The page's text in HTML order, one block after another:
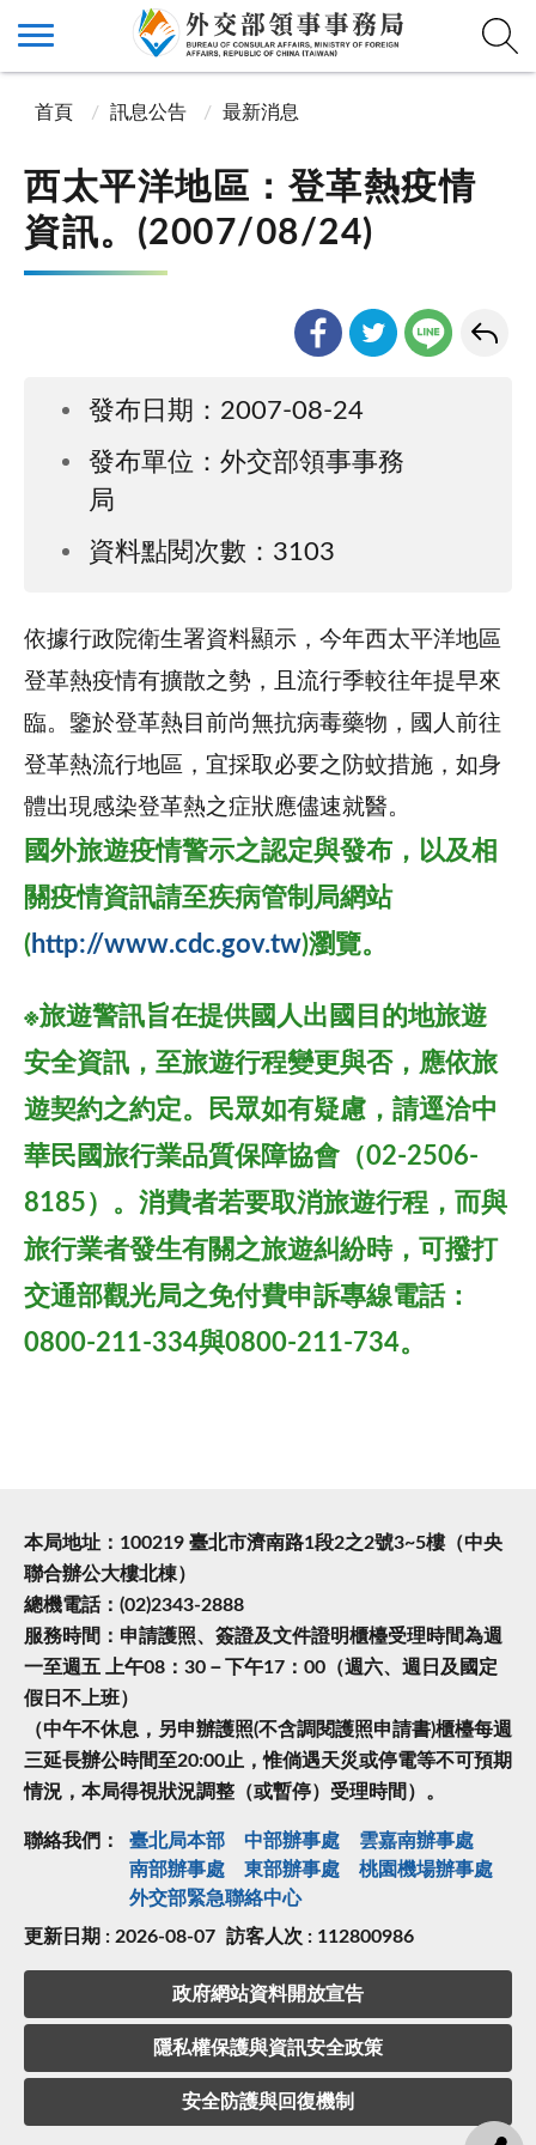
首頁 訊息公告 最新消息
西太平洋地區：登革熱疫情
資訊。(2007/08/24)
發布日期：2007-08-24
發布單位：外交部領事事務
局
資料點閱次數：3103
依據行政院衛生署資料顯示，今年西太平洋地區
登革熱疫情有擴散之勢，且流行季較往年提早來
臨。鑒於登革熱目前尚無抗病毒藥物，國人前往
登革熱流行地區，宜採取必要之防蚊措施，如身
體出現感染登革熱之症狀應儘速就醫。
國外旅遊疫情警示之認定與發布，以及相
關疫情資訊請至疾病管制局網站
( http://www.cdc.gov.tw)瀏覽。
※旅遊警訊旨在提供國人出國目的地旅遊
安全資訊，至旅遊行程變更與否，應依旅
遊契約之約定。民眾如有疑慮，請逕洽中
華民國旅行業品質保障協會（02-2506-
8185）。消費者若要取消旅遊行程，而與
旅行業者發生有關之旅遊糾紛時，可撥打
交通部觀光局之免付費申訴專線電話：
0800-211-334與0800-211-734。
本局地址：100219 臺北市濟南路1段2之2號3~5樓（中央
聯合辦公大樓北棟）
總機電話：(02)2343-2888
服務時間：申請護照、簽證及文件證明櫃檯受理時間為週
一至週五 上午08：30－下午17：00（週六、週日及國定
假日不上班）
（中午不休息，另申辦護照(不含調閱護照申請書)櫃檯每週
三延長辦公時間至20:00止，惟倘遇天災或停電等不可預期
情況，本局得視狀況調整（或暫停）受理時間）。
聯絡我們： 臺北局本部 中部辦事處
雲嘉南辦事處
南部辦事處
東部辦事處
桃園機場辦事處
外交部緊急聯絡中⼼
更新日期 : 2026-08-07 訪客人次 : 112800986
政府網站資料開放宣告
隱私權保護與資訊安全政策
安全防護與回復機制